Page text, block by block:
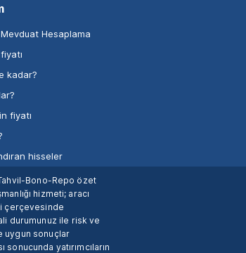
Mevduat Hesaplama
kadar?
fiyatı
hisseler
Bono-Repo özet
hizmeti; aracı
çerçevesinde
durumunuz ile risk ve
uygun sonuçlar
yatırımcıların